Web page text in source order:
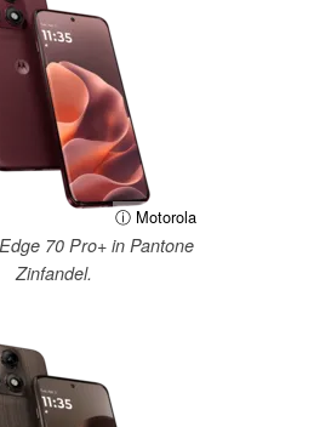
ⓘ Motorola
70 Pro+ in Pantone
Zinfandel.